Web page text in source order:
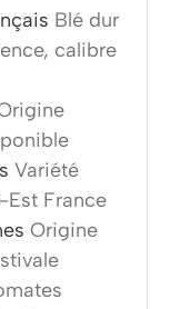
Blé dur
calibre
Variété
Est France
Origine